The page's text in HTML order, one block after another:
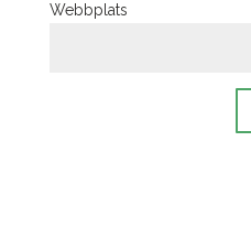
Webbplats